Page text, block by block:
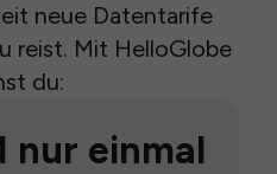
neue Datentarife
reist. Mit HelloGlobe
du:
nur einmal